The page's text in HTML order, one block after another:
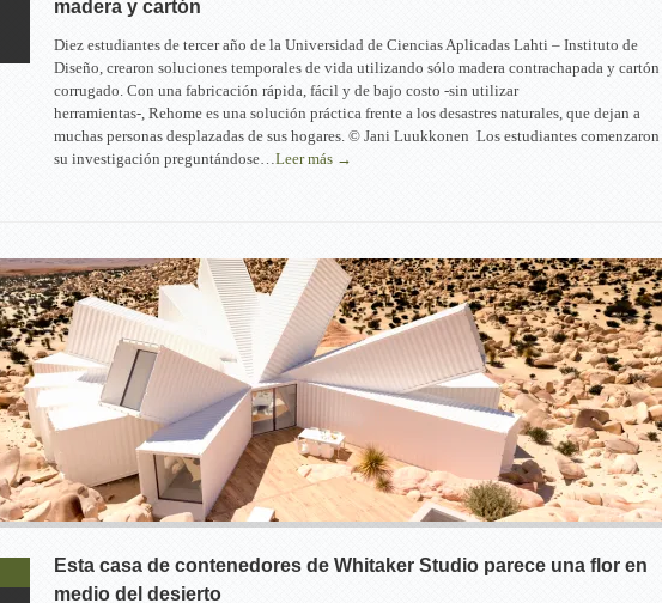
madera y cartón
Diez estudiantes de tercer año de la Universidad de Ciencias Aplicadas Lahti – Instituto de
Diseño, crearon soluciones temporales de vida utilizando sólo madera contrachapada y cartón
corrugado. Con una fabricación rápida, fácil y de bajo costo -sin utilizar
herramientas-, Rehome es una solución práctica frente a los desastres naturales, que dejan a
muchas personas desplazadas de sus hogares. © Jani Luukkonen Los estudiantes comenzaron
su investigación preguntándose…Leer más →
Esta casa de contenedores de Whitaker Studio parece una flor en
medio del desierto